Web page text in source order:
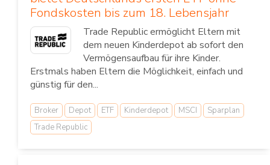
Fondskosten bis zum 18. Lebensjahr
Trade Republic ermöglicht Eltern mit
dem neuen Kinderdepot ab sofort den
Vermögensaufbau für ihre Kinder.
Erstmals haben Eltern die Möglichkeit, einfach und
günstig für den...
Broker Depot ETF Kinderdepot MSCI
Sparplan
Trade Republic